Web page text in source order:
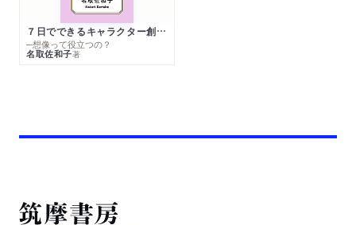
７日でできるキャラクター創作入門
─想像って役立つの？
名取佐和子著